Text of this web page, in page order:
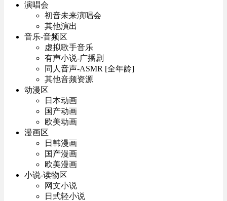
演唱会
初音未来演唱会
其他演出
音乐-音频区
虚拟歌手音乐
有声小说-广播剧
同人音声-ASMR [全年龄]
其他音频资源
动漫区
日本动画
国产动画
欧美动画
漫画区
日韩漫画
国产漫画
欧美漫画
小说-读物区
网文小说
日式轻小说